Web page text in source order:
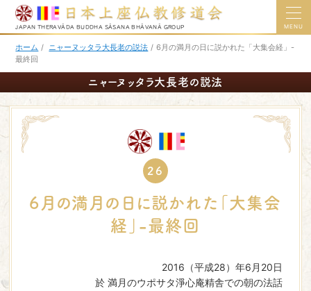
JAPAN THERAVĀDA BUDDHA SĀSANA BHĀVANĀ GROUP MENU
ホーム / ニャーヌッタラ大長老の説法 / 6月の満月の日に説かれた「大集会経」-
最終回
ニャーヌッタラ大長老の説法
26
6月の満月の日に説かれた「大集会
経」-最終回
2016（平成28）年6月20日
於 満月のウポサタ淨心庵精舎での朝の法話